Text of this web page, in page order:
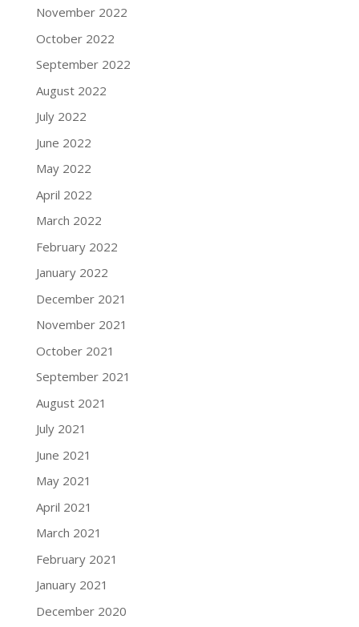
November 2022
October 2022
September 2022
August 2022
July 2022
June 2022
May 2022
April 2022
March 2022
February 2022
January 2022
December 2021
November 2021
October 2021
September 2021
August 2021
July 2021
June 2021
May 2021
April 2021
March 2021
February 2021
January 2021
December 2020